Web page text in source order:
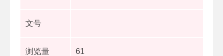
文号
浏览量 61